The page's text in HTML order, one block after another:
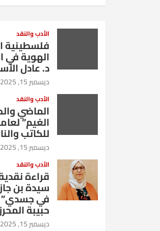
الأدب والنقد
فلسطينية
الهوية في
د. عادل
ديسمبر 15, 2025
الأدب والنقد
الماضي
الغيم”
للكاتب
ديسمبر 15, 2025
الأدب والنقد
قراءة
سيدة بن
في جسدي”
حبيبة
ديسمبر 15, 2025